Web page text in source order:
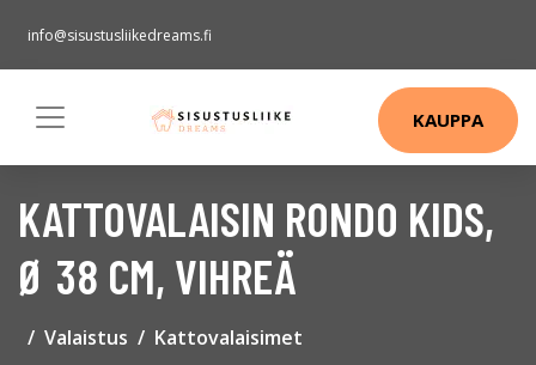
info@sisustusliikedreams.fi
KAUPPA
KATTOVALAISIN RONDO KIDS,
Ø 38 CM, VIHREÄ
Valaistus Kattovalaisimet